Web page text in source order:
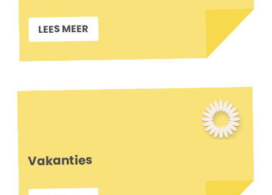
LEES MEER
Vakanties